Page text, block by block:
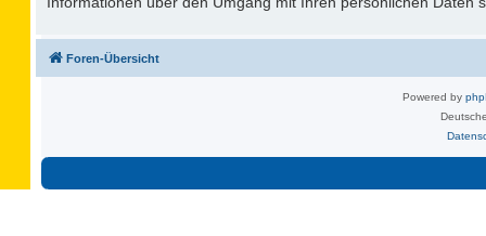
Foren-Übersicht
Powered by